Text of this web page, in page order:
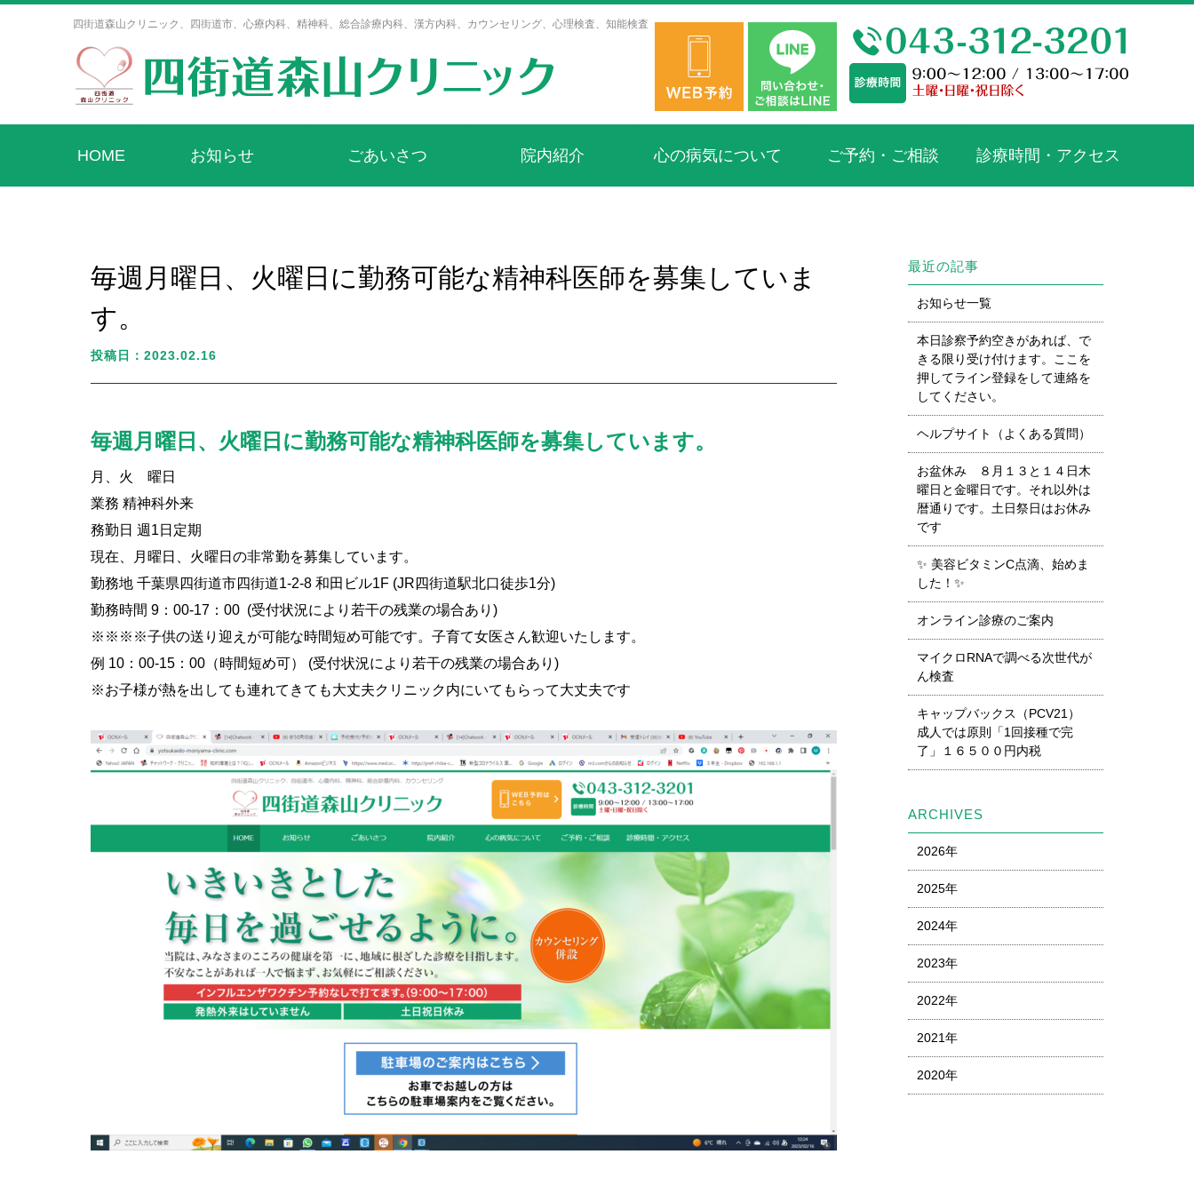
四街道森山クリニック、四街道市、心療内科、精神科、総合診療内科、漢方内科、カウンセリング、心理検査、知能検査
HOME お知らせ ごあいさつ 院内紹介 心の病気について ご予約・ご相談 診療時間・アクセス
毎週月曜日、火曜日に勤務可能な精神科医師を募集していま
す。
投稿日：2023.02.16
毎週月曜日、火曜日に勤務可能な精神科医師を募集しています。
月、火 曜日
業務 精神科外来
務勤日 週1日定期
現在、月曜日、火曜日の非常勤を募集しています。
勤務地 千葉県四街道市四街道1-2-8 和田ビル1F (JR四街道駅北口徒歩1分)
勤務時間 9：00-17：00 (受付状況により若干の残業の場合あり)
※※※※子供の送り迎えが可能な時間短め可能です。子育て女医さん歓迎いたします。
例 10：00-15：00（時間短め可） (受付状況により若干の残業の場合あり)
※お子様が熱を出しても連れてきても大丈夫クリニック内にいてもらって大丈夫です
最近の記事
お知らせ一覧
本日診察予約空きがあれば、で
きる限り受け付けます。ここを
押してライン登録をして連絡を
してください。
ヘルプサイト（よくある質問）
お盆休み ８月１３と１４日木
曜日と金曜日です。それ以外は
暦通りです。土日祭日はお休み
です
✨ 美容ビタミンC点滴、始めま
した！✨
オンライン診療のご案内
マイクロRNAで調べる次世代が
ん検査
キャップバックス（PCV21）
成人では原則「1回接種で完
了」１６５００円内税
ARCHIVES
2026年
2025年
2024年
2023年
2022年
2021年
2020年